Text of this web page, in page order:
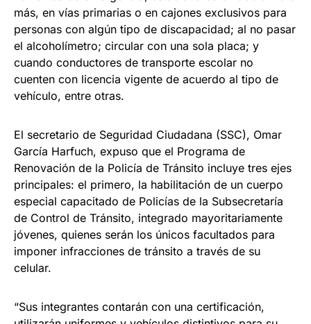
más, en vías primarias o en cajones exclusivos para
personas con algún tipo de discapacidad; al no pasar
el alcoholímetro; circular con una sola placa; y
cuando conductores de transporte escolar no
cuenten con licencia vigente de acuerdo al tipo de
vehículo, entre otras.
El secretario de Seguridad Ciudadana (SSC), Omar
García Harfuch, expuso que el Programa de
Renovación de la Policía de Tránsito incluye tres ejes
principales: el primero, la habilitación de un cuerpo
especial capacitado de Policías de la Subsecretaría
de Control de Tránsito, integrado mayoritariamente
jóvenes, quienes serán los únicos facultados para
imponer infracciones de tránsito a través de su
celular.
“Sus integrantes contarán con una certificación,